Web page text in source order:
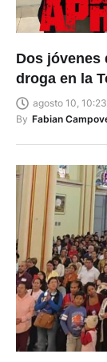
Dos jóvenes
droga en la
agosto 10,
By Fabian